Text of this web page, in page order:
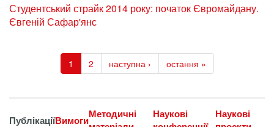
Студентський страйк 2014 року: початок Євромайдану.
Євгеній Сафар'янс
1 2 наступна › остання »
ПублікаціїВимогиМетодичні
Наукові
Наукові